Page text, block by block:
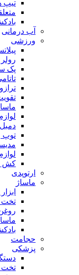
تیپ
آب درمانی
ورزشی
پک
دمبل
توپ
کش
ارتوپدی
ماساژ
تخت
حجامت
پزشکی
تخت